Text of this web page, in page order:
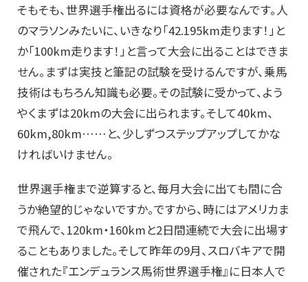
そもそも、世界選手権出るには資格が必要なんです。人
のマラソンみたいに、いきなり「42.195km走ります！」と
か「100km走ります！」と言って大会に出ることはできま
せん。まずは実技と筆記の試験を受けるんですが、乗馬
技術はもちろん知識も必要。その試験に受かって、よう
やくまずは20kmの大会に出られます。そして40km、
60km,80km……と、少しずつステップアップしてかな
ければいけません。
世界選手権まで逆算すると、毎月大会に出ても間に合
うか絶望的じゃないですか。ですから、時にはアメリカま
で飛んで、120km・160kmと2日間連続で大会に出場す
ることもありました。そして昨年の9月、スロバキアで開
催された『エンデュランス馬術世界選手権』に日本人で